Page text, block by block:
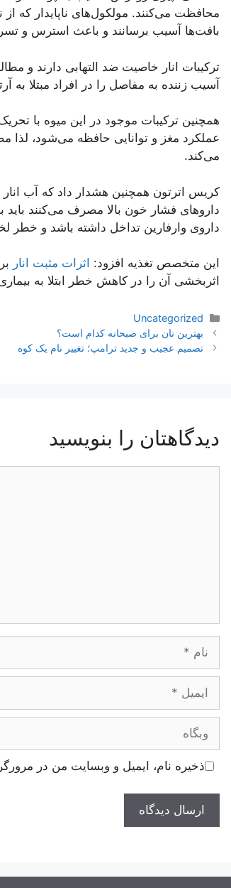
محافظت می‌کنند. مولکول‌های ناپایدار که
بافت‌ها آسیب برسانند و باعث استرس و
ترکیبات انار خاصیت ضد التهابی دارند و
آسیب زننده به مفاصل را در افراد مبتلا به
همچنین ترکیبات موجود در این میوه با
عملکرد مغز و توانایی حافظه می‌شود، لذا
می‌کند.
کریس اترتون همچنین هشدار داد که آب
دارو‌های فشار خون بالا مصرف می‌کنند باید
داروی وارفارین تداخل داشته باشد و خطر
این متخصص تغذیه افزود: اثرات مثبت انار
اثربخشی آن را در کاهش خطر ابتلا به
دسته‌ها
Uncategorized
ناوبری
نوشته‌ها
بهترین نان برای صبحانه کدام است؟
تصمیم عجیب و جدید ترامپ؛ تغییر نام یک کوه
دیدگاهتان را بنویسید
ایمیل
وبگاه
ذخیره نام، ایمیل و وبسایت من در